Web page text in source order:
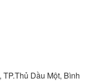
Dầu Một, Bình